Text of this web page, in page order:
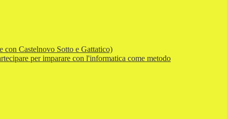
con Castelnovo Sotto e Gattatico)
per imparare con l'informatica come metodo